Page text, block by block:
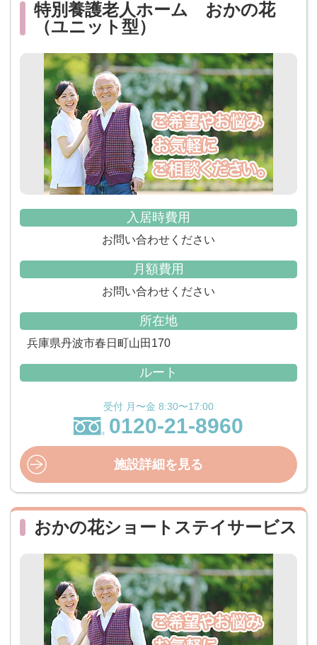
特別養護老人ホーム おかの花
（ユニット型）
入居時費用
お問い合わせください
月額費用
お問い合わせください
所在地
兵庫県丹波市春日町山田170
ルート
受付 月〜金 8:30〜17:00
0120-21-8960
施設詳細を見る
おかの花ショートステイサービス